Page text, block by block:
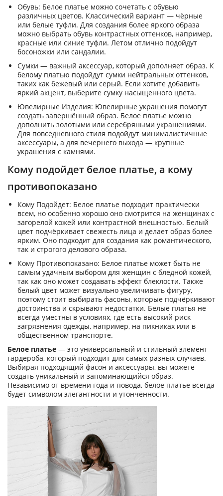
Обувь: Белое платье можно сочетать с обувью
различных цветов. Классический вариант — чёрные
или белые туфли. Для создания более яркого образа
можно выбрать обувь контрастных оттенков, например,
красные или синие туфли. Летом отлично подойдут
босоножки или сандалии.
Сумки — важный аксессуар, который дополняет образ. К
белому платью подойдут сумки нейтральных оттенков,
таких как бежевый или серый. Если хотите добавить
яркий акцент, выберите сумку насыщенного цвета.
Ювелирные Изделия: Ювелирные украшения помогут
создать завершённый образ. Белое платье можно
дополнить золотыми или серебряными украшениями.
Для повседневного стиля подойдут минималистичные
аксессуары, а для вечернего выхода — крупные
украшения с камнями.
Кому подойдет белое платье, а кому
противопоказано
Кому Подойдет: Белое платье подходит практически
всем, но особенно хорошо оно смотрится на женщинах с
загорелой кожей или контрастной внешностью. Белый
цвет подчёркивает свежесть лица и делает образ более
ярким. Оно подходит для создания как романтического,
так и строгого делового образа.
Кому Противопоказано: Белое платье может быть не
самым удачным выбором для женщин с бледной кожей,
так как оно может создавать эффект блеклости. Также
белый цвет может визуально увеличивать фигуру,
поэтому стоит выбирать фасоны, которые подчёркивают
достоинства и скрывают недостатки. Белые платья не
всегда уместны в условиях, где есть высокий риск
загрязнения одежды, например, на пикниках или в
общественном транспорте.
Белое платье — это универсальный и стильный элемент
гардероба, который подходит для самых разных случаев.
Выбирая подходящий фасон и аксессуары, вы можете
создать уникальный и запоминающийся образ.
Независимо от времени года и повода, белое платье всегда
будет символом элегантности и утончённости.